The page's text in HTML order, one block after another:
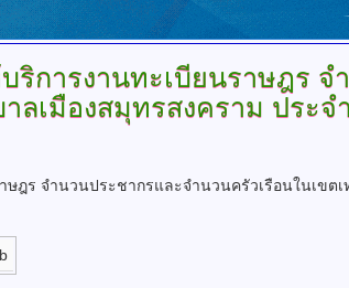
ริการงานทะเบียนราษฎร จ
าลเมืองสมุทรสงคราม ประ
ฎร จำนวนประชากรและจำนวนครัวเรือนในเขต